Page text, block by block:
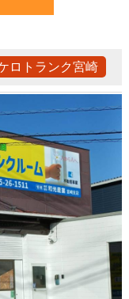
ロトランク宮崎